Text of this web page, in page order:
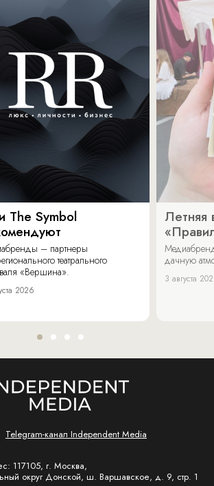
The Symbol
– партнеры
театрального
«Вершина».
2026
Летняя
дачную
3 августа
Telegram-канал Independent Media
117105, г. Москва,
округ Донской, ш. Варшавское, д. 9, стр. 1